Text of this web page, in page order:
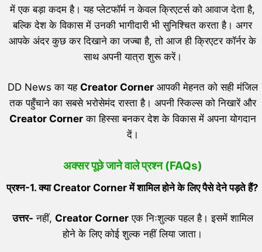
में एक बड़ा कदम है। यह प्लेटफॉर्म न केवल क्रिएटर्स को आवाज देता है,
बल्कि देश के विकास में उनकी भागीदारी भी सुनिश्चित करता है। अगर
आपके अंदर कुछ कर दिखाने का जज्बा है, तो आज ही क्रिएटर कॉर्नर के
साथ अपनी यात्रा शुरू करें।
DD News का यह Creator Cornerआपकी मेहनत को सही मंजिल
तक पहुँचाने का सबसे भरोसेमंद रास्ता है। अपनी स्किल्स को निखारें और
Creator Cornerका हिस्सा बनकर देश के विकास में अपना योगदान
दें।
अक्सर पूछे जाने वाले प्रश्न (FAQs)
प्रश्न-1.क्याCreator Cornerमें शामिल होने के लिए पैसे देने पड़ते हैं?
उत्तर- नहीं, Creator Cornerएक निःशुल्क पहल है। इसमें शामिल
होने के लिए कोई शुल्क नहीं लिया जाता।